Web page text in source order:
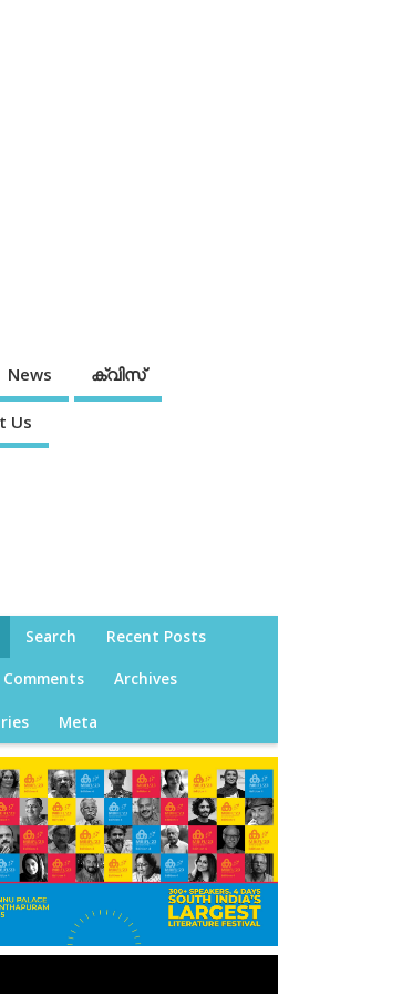
News ക്വിസ്
Us
Search Recent Posts
Archives
Meta